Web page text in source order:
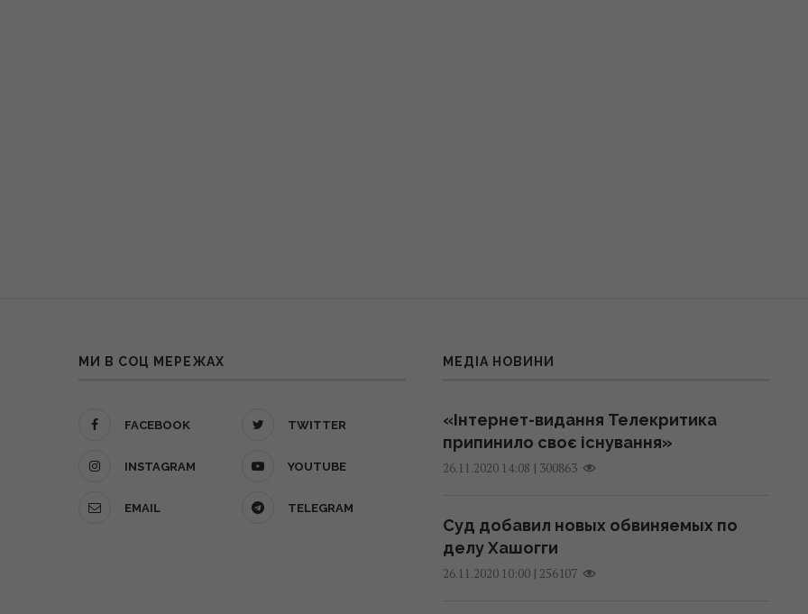
МИ В СОЦ МЕРЕЖАХ
FACEBOOK TWITTER
INSTAGRAM YOUTUBE
EMAIL TELEGRAM
МЕДІА НОВИНИ
«Інтернет-видання Телекритика
припинило своє існування»
26.11.2020 14:08 | 300863
Суд добавил новых обвиняемых по
делу Хашогги
26.11.2020 10:00| 256107